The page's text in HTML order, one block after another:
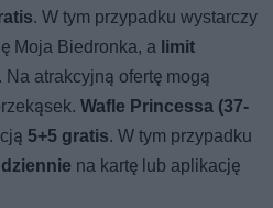
. W tym przypadku wystarczy
Moja Biedronka, a limit
. Na atrakcyjną ofertę mogą
Wafle Princessa (37-
5+5 gratis. W tym przypadku
na kartę lub aplikację